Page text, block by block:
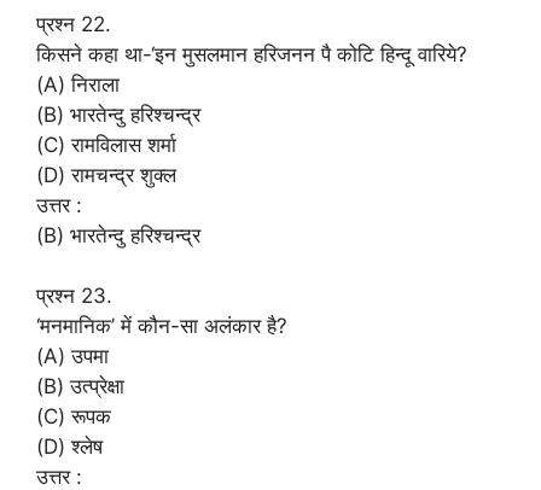
प्रश्न 22.
किसने कहा था-‘इन मुसलमान हरिजनन पै कोटि हिन्दू वारिये?
(A) निराला
(B) भारतेन्दु हरिश्चन्द्र
(C) रामविलास शर्मा
(D) रामचन्द्र शुक्ल
उत्तर :
(B) भारतेन्दु हरिश्चन्द्र
प्रश्न 23.
‘मनमानिक’ में कौन-सा अलंकार है?
(A) उपमा
(B) उत्प्रेक्षा
(C) रूपक
(D) श्लेष
उत्तर :